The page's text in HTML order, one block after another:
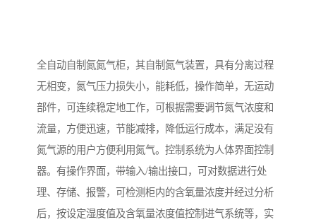
全自动自制氮氮气柜，其自制氮气装置，具有分离过程
无相变，氮气压力损失小，能耗低，操作简单，无运动
部件，可连续稳定地工作，可根据需要调节氮气浓度和
流量，方便迅速，节能减排，降低运行成本，满足没有
氮气源的用户方便利用氮气。控制系统为人体界面控制
器。有操作界面，带输入/输出接口，可对数据进行处
理、存储、报警，可检测柜内的含氧量浓度并经过分析
后，按设定湿度值及含氧量浓度值控制进气系统等，实